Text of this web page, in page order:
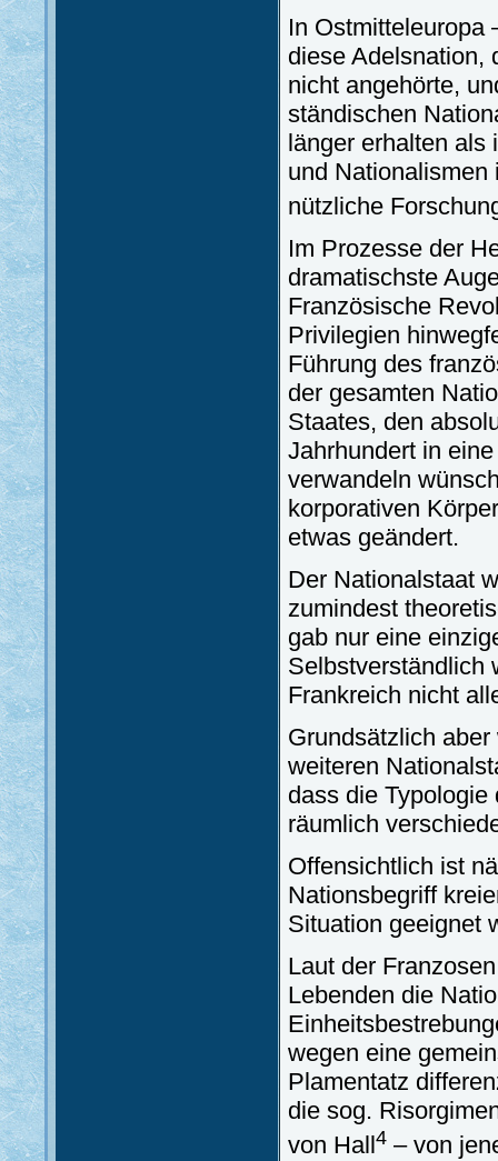
In Ostmitteleuropa
diese Adelsnation,
nicht angehörte,
ständischen
länger erhalten als
und Nationalismen
nützliche
Im Prozesse der
dramatischste
Französische
Privilegien
Führung des
der gesamten
Staates, den
Jahrhundert in
verwandeln
korporativen
etwas geändert.
Der Nationalstaat
zumindest
gab nur eine
Selbstverständlich
Frankreich nicht
Grundsätzlich
weiteren
dass die
räumlich
Offensichtlich ist
Nationsbegriff
Situation geeignet
Laut der
Lebenden die
wegen eine
Plamentatz
die sog.
von Hall 4 – von